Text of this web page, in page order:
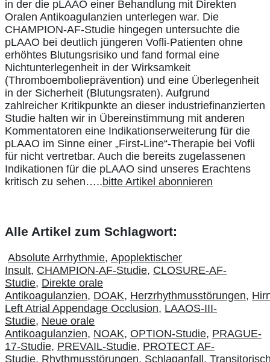
in der die pLAAO einer Behandlung mit Direkten
Oralen Antikoagulanzien unterlegen war. Die
CHAMPION-AF-Studie hingegen untersuchte die
pLAAO bei deutlich jüngeren Vofli-Patienten ohne
erhöhtes Blutungsrisiko und fand formal eine
Nichtunterlegenheit in der Wirksamkeit
(Thromboembolieprävention) und eine Überlegenheit
in der Sicherheit (Blutungsraten). Aufgrund
zahlreicher Kritikpunkte an dieser industriefinanzierten
Studie halten wir in Übereinstimmung mit anderen
Kommentatoren eine Indikationserweiterung für die
pLAAO im Sinne einer „First-Line“-Therapie bei Vofli
für nicht vertretbar. Auch die bereits zugelassenen
Indikationen für die pLAAO sind unseres Erachtens
kritisch zu sehen…..bitte Artikel abonnieren
Alle Artikel zum Schlagwort:
Absolute Arrhythmie, Apoplektischer
Insult, CHAMPION-AF-Studie, CLOSURE-AF-
Studie, Direkte orale
Antikoagulanzien, DOAK, Herzrhythmusstörungen,
Left Atrial Appendage Occlusion, LAAOS-III-
Studie, Neue orale
Antikoagulanzien, NOAK, OPTION-Studie, PRAGUE-
17-Studie, PREVAIL-Studie, PROTECT AF-
Studie, Rhythmusstörungen, Schlaganfall,